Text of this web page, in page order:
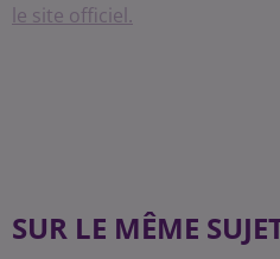
le site officiel.
SUR LE MÊME